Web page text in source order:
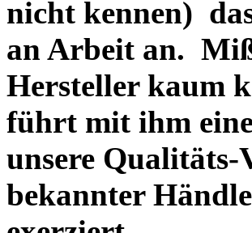
nicht kennen)
an Arbeit an.
Hersteller kaum
führt mit ihm
unsere Qualitäts-
bekannter